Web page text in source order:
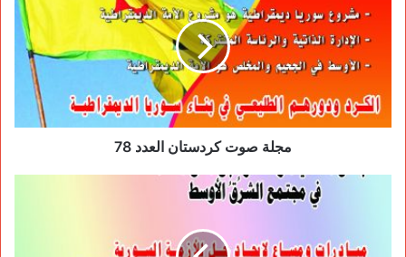
o
o
k
o
n
مجلة صوت كردستان العدد 78